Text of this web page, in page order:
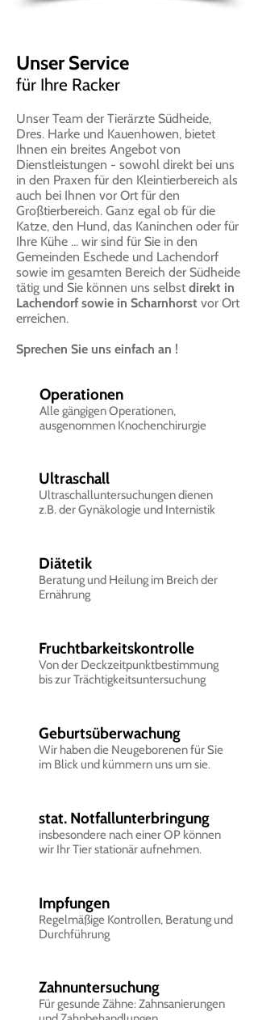
Unser Service
für Ihre Racker
Unser Team der Tierärzte Südheide,
Dres. Harke und Kauenhowen, bietet
Ihnen ein breites Angebot von
Dienstleistungen - sowohl direkt bei uns
in den Praxen für den Kleintierbereich als
auch bei Ihnen vor Ort für den
Großtierbereich. Ganz egal ob für die
Katze, den Hund, das Kaninchen oder für
Ihre Kühe ... wir sind für Sie in den
Gemeinden Eschede und Lachendorf
sowie im gesamten Bereich der Südheide
tätig und Sie können uns selbst direkt in
Lachendorf sowie in Scharnhorst vor Ort
erreichen.
Sprechen Sie uns einfach an !
Operationen
Alle gängigen Operationen,
ausgenommen Knochenchirurgie
Ultraschall
Ultraschalluntersuchungen dienen
z.B. der Gynäkologie und Internistik
Diätetik
Beratung und Heilung im Breich der
Ernährung
Fruchtbarkeitskontrolle
Von der Deckzeitpunktbestimmung
bis zur Trächtigkeitsuntersuchung
Geburtsüberwachung
Wir haben die Neugeborenen für Sie
im Blick und kümmern uns um sie.
stat. Notfallunterbringung
insbesondere nach einer OP können
wir Ihr Tier stationär aufnehmen.
Impfungen
Regelmäßige Kontrollen, Beratung und
Durchführung
Zahnuntersuchung
Für gesunde Zähne: Zahnsanierungen